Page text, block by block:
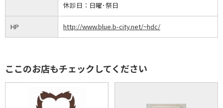
休診日： 日曜･祭日
HP http://www.blue.b-city.net/~hdc/
ここのお店もチェックしてください